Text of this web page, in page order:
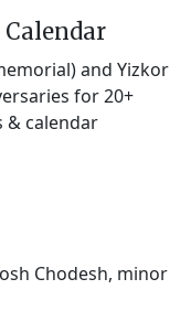
and Yizkor
for 20+
& calendar
Chodesh, minor